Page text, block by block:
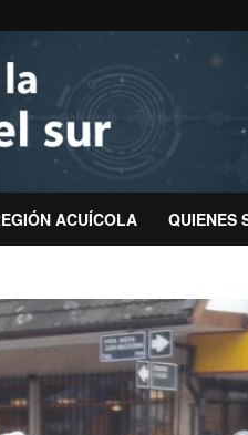
ACUÍCOLA QUIENES